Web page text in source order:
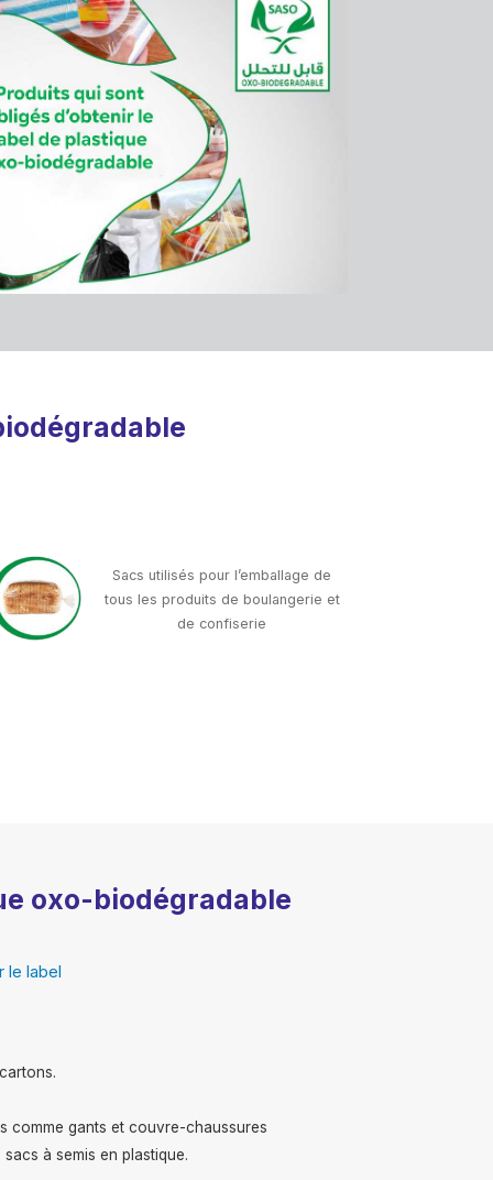
Sacs utilisés pour l’emballage de
tous les produits de boulangerie et
de confiserie
oxo-biodégradable
label
comme gants et couvre-chaussures
à semis en plastique.